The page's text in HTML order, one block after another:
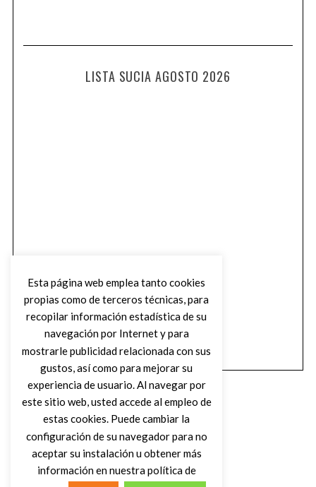
LISTA SUCIA AGOSTO 2026
Esta página web emplea tanto cookies
propias como de terceros técnicas, para
recopilar información estadística de su
navegación por Internet y para
mostrarle publicidad relacionada con sus
gustos, así como para mejorar su
experiencia de usuario. Al navegar por
este sitio web, usted accede al empleo de
estas cookies. Puede cambiar la
configuración de su navegador para no
aceptar su instalación u obtener más
información en nuestra política de